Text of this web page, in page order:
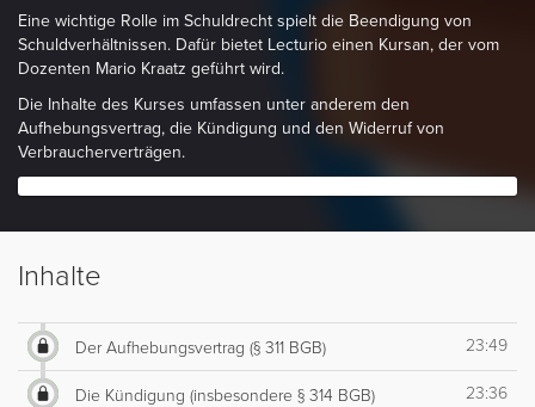
Eine wichtige Rolle im Schuldrecht spielt die Beendigung von
Schuldverhältnissen. Dafür bietet Lecturio einen Kursan, der vom
Dozenten Mario Kraatz geführt wird.
Die Inhalte des Kurses umfassen unter anderem den
Aufhebungsvertrag, die Kündigung und den Widerruf von
Verbraucherverträgen.
Inhalte
Der Aufhebungsvertrag (§ 311 BGB) 23:49
Die Kündigung (insbesondere § 314 BGB) 23:36